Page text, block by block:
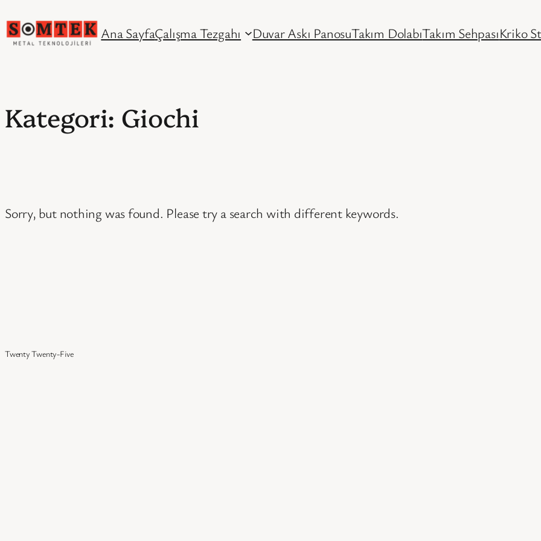
geç
Ana SayfaÇalışma Tezgahı Duvar Askı PanosuTakım DolabıTakım SehpasıKriko
Kategori: Giochi
Sorry, but nothing was found. Please try a search with different keywords.
Twenty Twenty-Five